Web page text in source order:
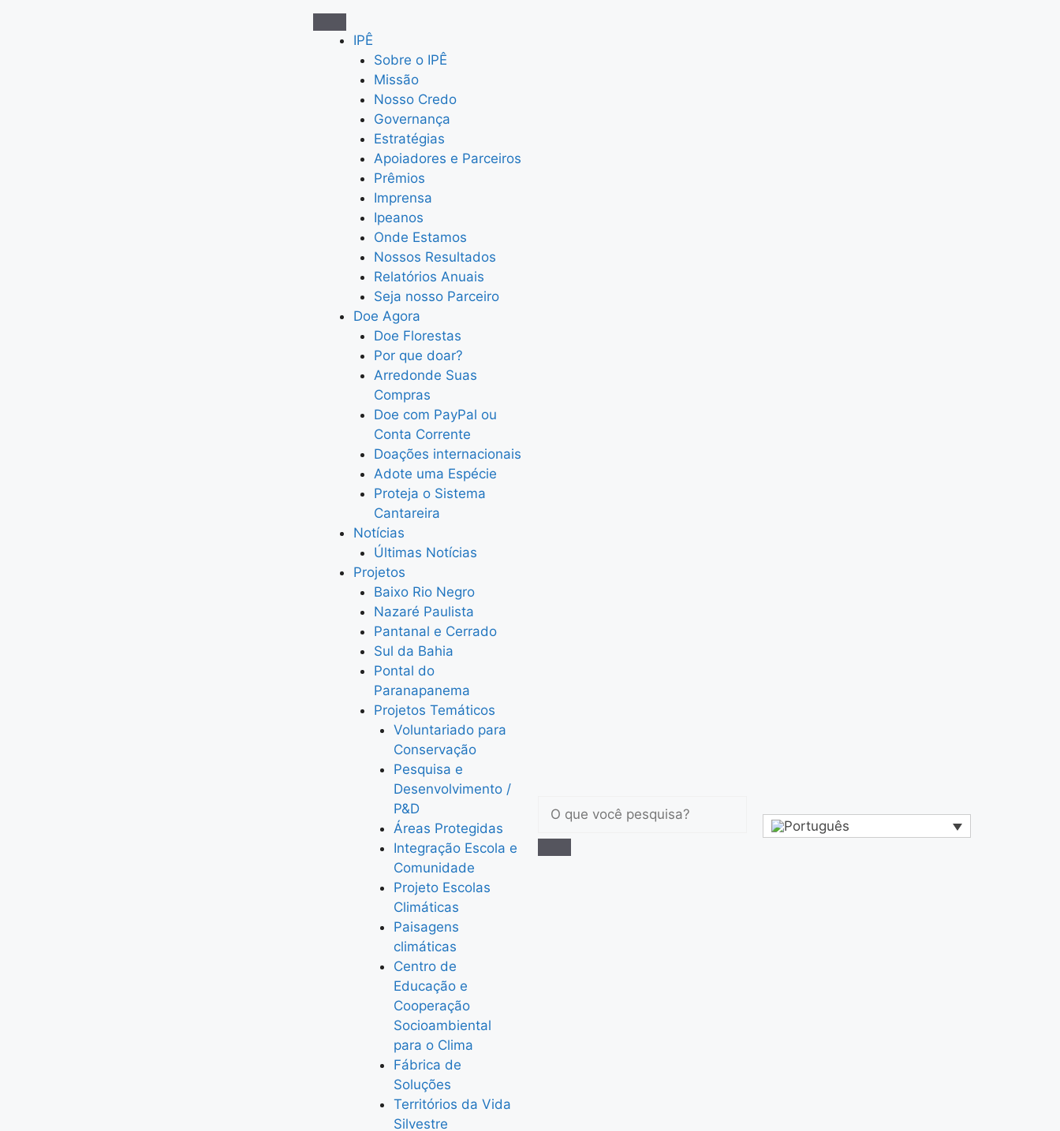
IPÊ
Sobre o IPÊ
Missão
Nosso Credo
Governança
Estratégias
Apoiadores e Parceiros
Prêmios
Imprensa
Ipeanos
Onde Estamos
Nossos Resultados
Relatórios Anuais
Seja nosso Parceiro
Doe Agora
Doe Florestas
Por que doar?
Arredonde Suas
Compras
Doe com PayPal ou
Conta Corrente
Doações internacionais
Adote uma Espécie
Proteja o Sistema
Cantareira
Notícias
Últimas Notícias
Projetos
Baixo Rio Negro
Nazaré Paulista
Pantanal e Cerrado
Sul da Bahia
Pontal do
Paranapanema
Projetos Temáticos
Voluntariado para
Conservação
Pesquisa e
Desenvolvimento /
P&D
Áreas Protegidas
Integração Escola e
Comunidade
Projeto Escolas
Climáticas
Paisagens
climáticas
Centro de
Educação e
Cooperação
Socioambiental
para o Clima
Fábrica de
Soluções
Territórios da Vida
Silvestre